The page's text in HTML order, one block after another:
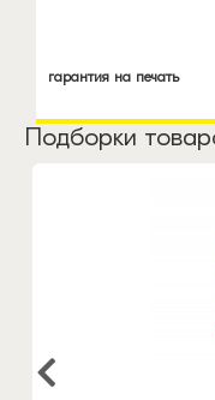
гарантия на печать
Подборки